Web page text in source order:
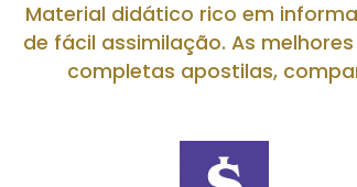
Material didático rico em
de fácil assimilação. As
completas apostilas,